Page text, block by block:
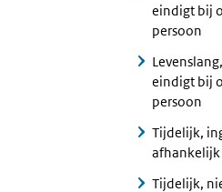
eindigt bij
persoon
eindigt bij
persoon
Tijdelijk,
afhankelijk
Tijdelijk,